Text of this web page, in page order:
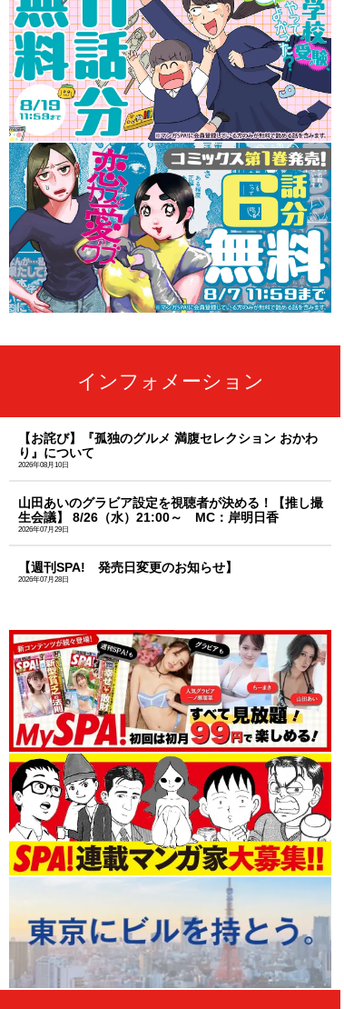
インフォメーション
【お詫び】『孤独のグルメ 満腹セレクション おかわ
り』について
2026年08月10日
山田あいのグラビア設定を視聴者が決める！【推し撮
生会議】 8/26（水）21:00～ MC：岸明日香
2026年07月29日
【週刊SPA! 発売日変更のお知らせ】
2026年07月28日